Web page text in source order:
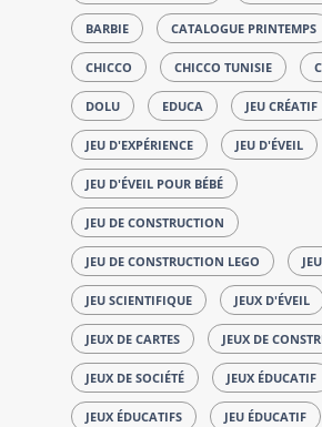
BARBIE CATALOGUE PRINTEMPS
CHICCO CHICCO TUNISIE
DOLU EDUCA JEU CRÉATIF
JEU D'EXPÉRIENCE JEU D'ÉVEIL
JEU D'ÉVEIL POUR BÉBÉ
JEU DE CONSTRUCTION
JEU DE CONSTRUCTION LEGO
JEU SCIENTIFIQUE JEUX D'ÉVEIL
JEUX DE CARTES JEUX DE
JEUX DE SOCIÉTÉ JEUX ÉDUCATIF
JEUX ÉDUCATIFS JEU ÉDUCATIF